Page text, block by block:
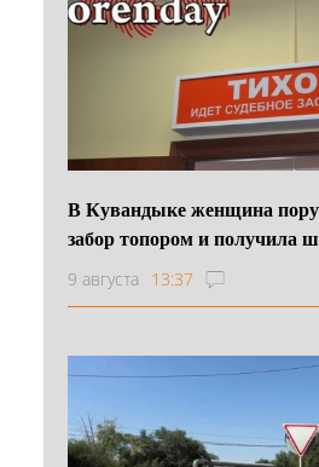
В Кувандыке женщина
забор топором и получила
9 августа 13:37